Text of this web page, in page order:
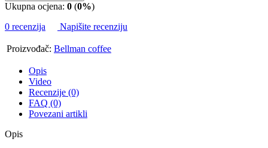
Ukupna ocjena: 0 (0%)
0 recenzija
Napišite recenziju
Proizvođač: Bellman coffee
Opis
Video
Recenzije (0)
FAQ (0)
Povezani artikli
Opis